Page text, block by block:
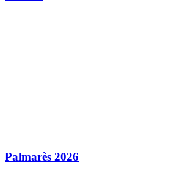
Palmarès 2026